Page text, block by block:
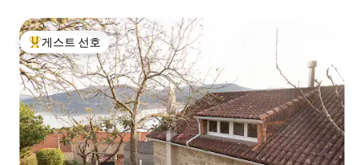
상위 게스트 선호
게스트 선호